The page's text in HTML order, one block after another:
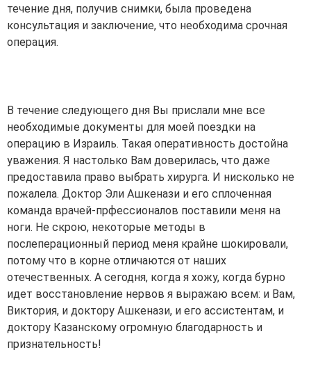
течение дня, получив снимки, была проведена
консультация и заключение, что необходима срочная
операция.
В течение следующего дня Вы прислали мне все
необходимые документы для моей поездки на
операцию в Израиль. Такая оперативность достойна
уважения. Я настолько Вам доверилась, что даже
предоставила право выбрать хирурга. И нисколько не
пожалела. Доктор Эли Ашкенази и его сплоченная
команда врачей-прфессионалов поставили меня на
ноги. Не скрою, некоторые методы в
послеперационный период меня крайне шокировали,
потому что в корне отличаются от наших
отечественных. А сегодня, когда я хожу, когда бурно
идет восстановление нервов я выражаю всем: и Вам,
Виктория, и доктору Ашкенази, и его ассистентам, и
доктору Казанскому огромную благодарность и
признательность!